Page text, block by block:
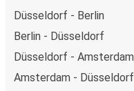
Düsseldorf - Berlin
Berlin - Düsseldorf
Düsseldorf - Amsterdam
Amsterdam - Düsseldorf